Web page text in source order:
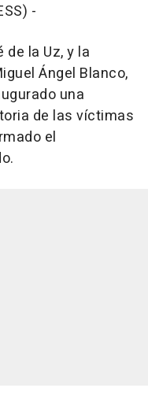
-
la Uz, y la
Ángel Blanco,
una
de las víctimas
el